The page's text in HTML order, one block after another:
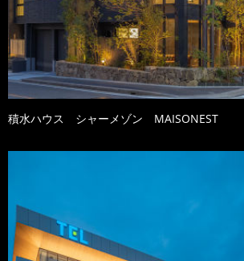
積水ハウス シャーメゾン MAISONEST